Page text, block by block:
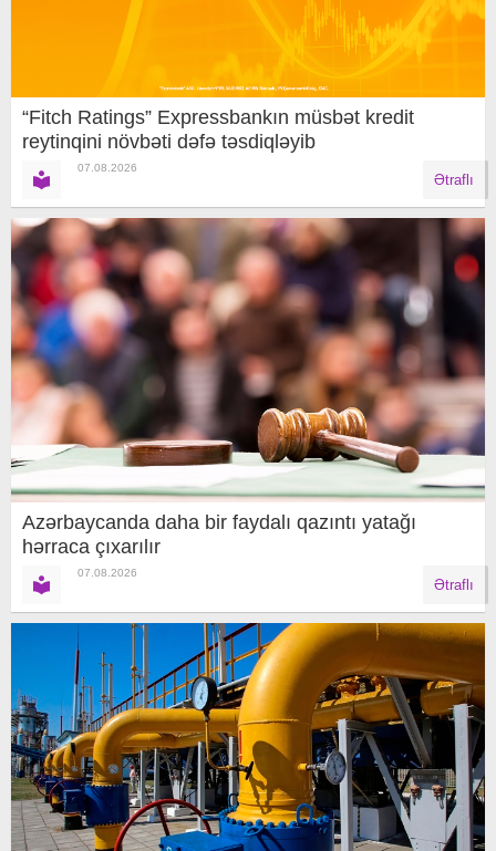
“Fitch Ratings” Expressbankın müsbət kredit
reytinqini növbəti dəfə təsdiqləyib
07.08.2026
Ətraflı
Azərbaycanda daha bir faydalı qazıntı yatağı
hərraca çıxarılır
07.08.2026
Ətraflı